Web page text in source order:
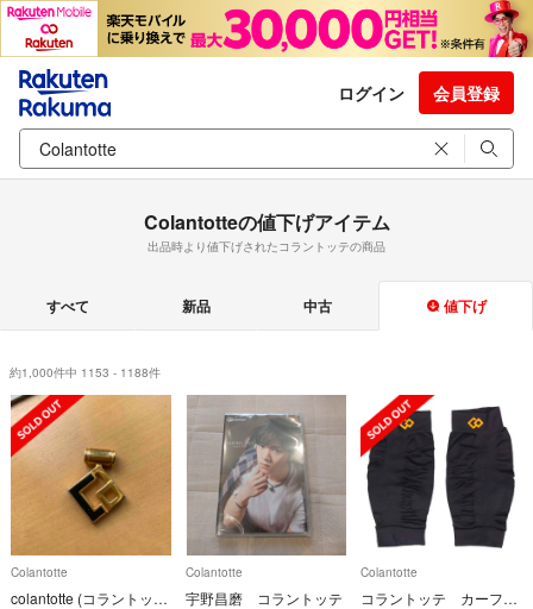
ログイン 会員登録
Colantotteの値下げアイテム
出品時より値下げされたコラントッテの商品
すべて 新品 中古 値下げ
約1,000件中 1153 - 1188件
Colantotte
colantotte (コラントッテ)
Colantotte
宇野昌磨 コラントッテ
Colantotte
コラントッテ カーフサポートタイツ Lサイズ